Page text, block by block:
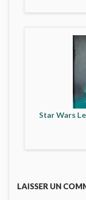
Star Wars
LAISSER UN